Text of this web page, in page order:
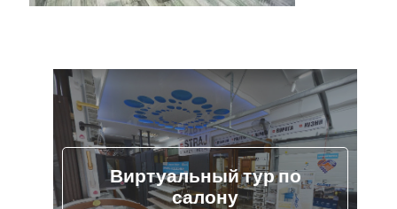
Виртуальный тур по
салону